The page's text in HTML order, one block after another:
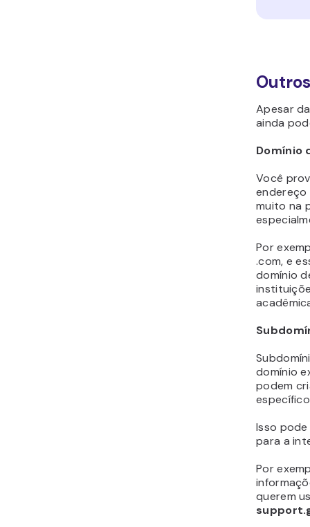
Apesar
ainda
Domínio
Você
endereço
muito na
Por
.com, e
domínio
domínio
podem
Isso
para a
Por
querem